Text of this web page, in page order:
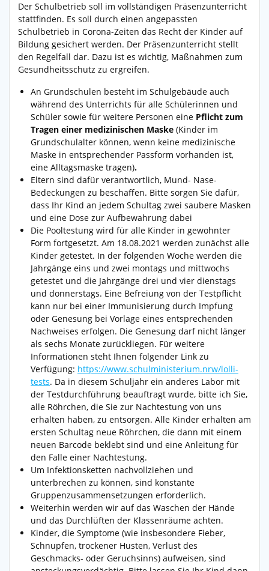
Der Schulbetrieb soll im vollständigen Präsenzunterricht
stattfinden. Es soll durch einen angepassten
Schulbetrieb in Corona-Zeiten das Recht der Kinder auf
Bildung gesichert werden. Der Präsenzunterricht stellt
den Regelfall dar. Dazu ist es wichtig, Maßnahmen zum
Gesundheitsschutz zu ergreifen.
An Grundschulen besteht im Schulgebäude auch
während des Unterrichts für alle Schülerinnen und
Schüler sowie für weitere Personen eine Pflicht zum
Tragen einer medizinischen Maske (Kinder im
Grundschulalter können, wenn keine medizinische
Maske in entsprechender Passform vorhanden ist,
eine Alltagsmaske tragen).
Eltern sind dafür verantwortlich, Mund- Nase-
Bedeckungen zu beschaffen. Bitte sorgen Sie dafür,
dass Ihr Kind an jedem Schultag zwei saubere Masken
und eine Dose zur Aufbewahrung dabei
Die Pooltestung wird für alle Kinder in gewohnter
Form fortgesetzt. Am 18.08.2021 werden zunächst alle
Kinder getestet. In der folgenden Woche werden die
Jahrgänge eins und zwei montags und mittwochs
getestet und die Jahrgänge drei und vier dienstags
und donnerstags. Eine Befreiung von der Testpflicht
kann nur bei einer Immunisierung durch Impfung
oder Genesung bei Vorlage eines entsprechenden
Nachweises erfolgen. Die Genesung darf nicht länger
als sechs Monate zurückliegen. Für weitere
Informationen steht Ihnen folgender Link zu
Verfügung: https://www.schulministerium.nrw/lolli-
tests. Da in diesem Schuljahr ein anderes Labor mit
der Testdurchführung beauftragt wurde, bitte ich Sie,
alle Röhrchen, die Sie zur Nachtestung von uns
erhalten haben, zu entsorgen. Alle Kinder erhalten am
ersten Schultag neue Röhrchen, die dann mit einem
neuen Barcode beklebt sind und eine Anleitung für
den Falle einer Nachtestung.
Um Infektionsketten nachvollziehen und
unterbrechen zu können, sind konstante
Gruppenzusammensetzungen erforderlich.
Weiterhin werden wir auf das Waschen der Hände
und das Durchlüften der Klassenräume achten.
Kinder, die Symptome (wie insbesondere Fieber,
Schnupfen, trockener Husten, Verlust des
Geschmacks- oder Geruchsinns) aufweisen, sind